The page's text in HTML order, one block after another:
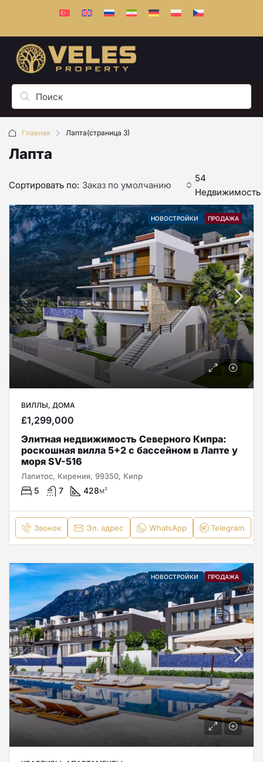
Главная Лапта(страница 3)
Лапта
54
Недвижимость
Сортировать по: Заказ по умолчанию
НОВОСТРОЙКИ ПРОДАЖА
ВИЛЛЫ, ДОМА
£1,299,000
Элитная недвижимость Северного Кипра:
роскошная вилла 5+2 с бассейном в Лапте у
моря SV-516
Лапитос, Кирения, 99350, Кипр
5 7 428м²
Звонок Эл. адрес WhatsApp Telegram
НОВОСТРОЙКИ ПРОДАЖА